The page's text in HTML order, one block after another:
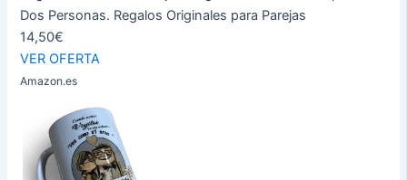
Dos Personas. Regalos Originales para Parejas
14,50€
VER OFERTA
Amazon.es